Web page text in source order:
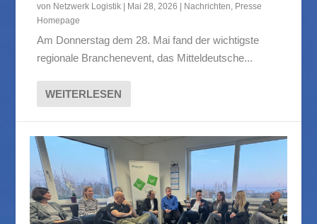
von Netzwerk Logistik | Mai 28, 2026 | Nachrichten Presse
Homepage
Am Donnerstag dem 28. Mai fand der wichtigste
regionale Branchenevent, das Mitteldeutsche...
WEITERLESEN